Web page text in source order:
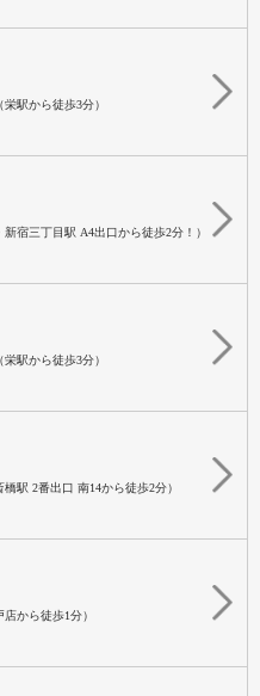
（栄駅から徒歩3分）
新宿三丁目駅 A4出口から徒歩2分！）
（栄駅から徒歩3分）
橋駅 2番出口 南14から徒歩2分）
店から徒歩1分）